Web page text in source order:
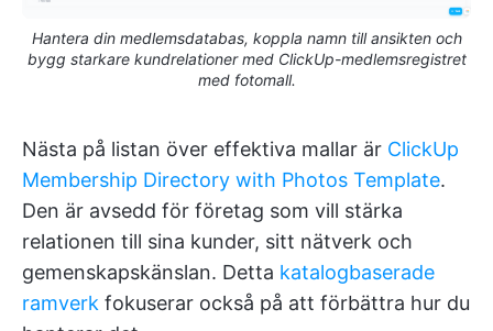
Hantera din medlemsdatabas, koppla namn till ansikten och
bygg starkare kundrelationer med ClickUp-medlemsregistret
med fotomall.
Nästa på listan över effektiva mallar är ClickUp
Membership Directory with Photos Template.
Den är avsedd för företag som vill stärka
relationen till sina kunder, sitt nätverk och
gemenskapskänslan. Detta katalogbaserade
ramverk fokuserar också på att förbättra hur du